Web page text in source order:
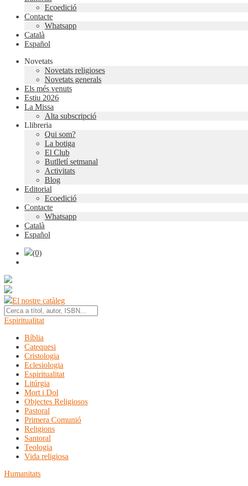
Ecoedició
Contacte
Whatsapp
Català
Español
Novetats
Novetats religioses
Novetats generals
Els més venuts
Estiu 2026
La Missa
Alta subscripció
Llibreria
Qui som?
La botiga
El Club
Butlletí setmanal
Activitats
Blog
Editorial
Ecoedició
Contacte
Whatsapp
Català
Español
(0)
El nostre catàleg
Espiritualitat
Bíblia
Catequesi
Cristologia
Eclesiologia
Espiritualitat
Litúrgia
Mort i Dol
Objectes Religiosos
Pastoral
Primera Comunió
Religions
Santoral
Teologia
Vida religiosa
Humanitats